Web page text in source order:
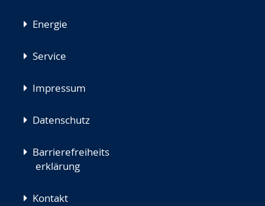
Energie
Service
Impressum
Datenschutz
Barrierefreiheits
erklärung
Kontakt